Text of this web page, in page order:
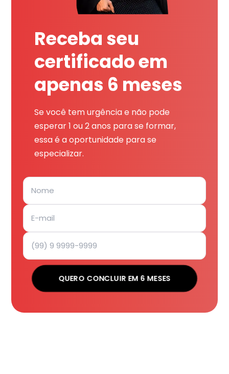
Receba seu
certificado em
apenas 6 meses
Se você tem urgência e não pode
esperar 1 ou 2 anos para se formar,
essa é a oportunidade para se
especializar.
QUERO CONCLUIR EM 6 MESES